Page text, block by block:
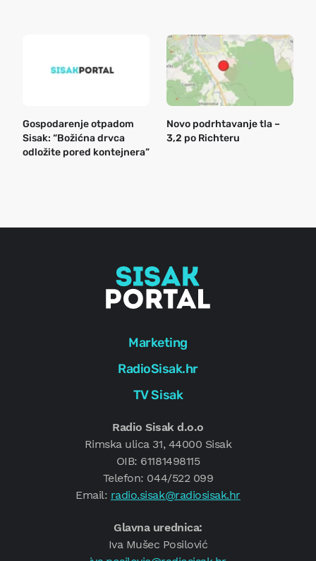
Gospodarenje otpadom
Sisak: “Božićna drvca
odložite pored kontejnera”
Novo podrhtavanje tla –
3,2 po Richteru
Marketing
RadioSisak.hr
TV Sisak
Radio Sisak d.o.o
Rimska ulica 31, 44000 Sisak
OIB: 61181498115
Telefon: 044/522 099
Email: radio.sisak@radiosisak.hr
Glavna urednica:
Iva Mušec Posilović